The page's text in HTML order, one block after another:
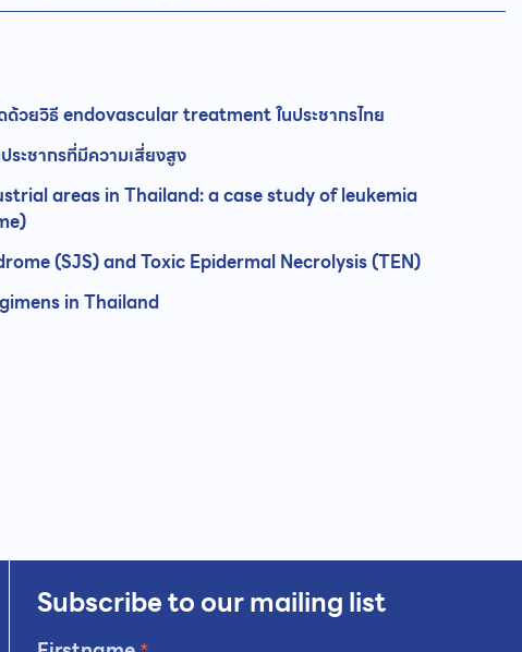
ด้วยวิธี endovascular treatment ในประชากรไทย
ระชากรที่มีความเสี่ยงสูง
areas in Thailand: a case study of leukemia
(SJS) and Toxic Epidermal Necrolysis (TEN)
in Thailand
Subscribe to our mailing list